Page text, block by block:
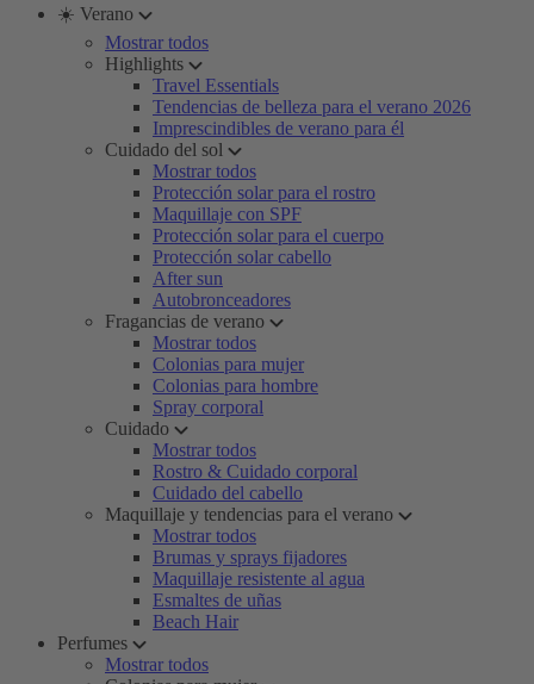
☀️ Verano
Mostrar todos
Highlights
Travel Essentials
Tendencias de belleza para el verano 2026
Imprescindibles de verano para él
Cuidado del sol
Mostrar todos
Protección solar para el rostro
Maquillaje con SPF
Protección solar para el cuerpo
Protección solar cabello
After sun
Autobronceadores
Fragancias de verano
Mostrar todos
Colonias para mujer
Colonias para hombre
Spray corporal
Cuidado
Mostrar todos
Rostro & Cuidado corporal
Cuidado del cabello
Maquillaje y tendencias para el verano
Mostrar todos
Brumas y sprays fijadores
Maquillaje resistente al agua
Esmaltes de uñas
Beach Hair
Perfumes
Mostrar todos